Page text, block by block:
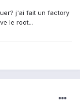
j'ai fait un factory
le root...